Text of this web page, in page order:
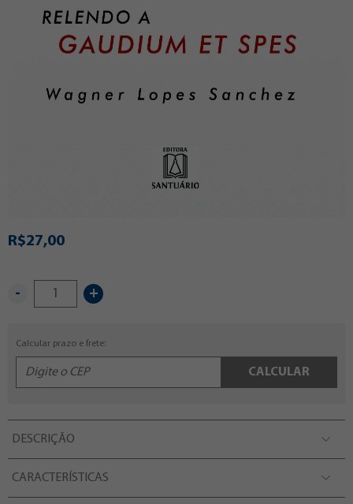
R$27,00
- +
Calcular prazo e frete:
CALCULAR
DESCRIÇÃO
CARACTERÍSTICAS